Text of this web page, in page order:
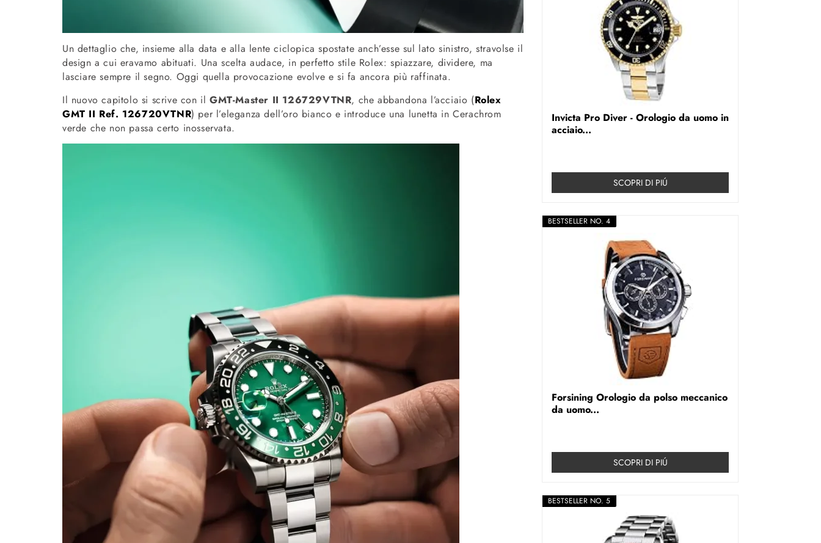
Un dettaglio che, insieme alla data e alla lente ciclopica spostate anch’esse sul lato sinistro, stravolse il
design a cui eravamo abituati. Una scelta audace, in perfetto stile Rolex: spiazzare, dividere, ma
lasciare sempre il segno. Oggi quella provocazione evolve e si fa ancora più raffinata.
Il nuovo capitolo si scrive con il GMT-Master II 126729VTNR, che abbandona l’acciaio (Rolex
GMT II Ref. 126720VTNR) per l’eleganza dell’oro bianco e introduce una lunetta in Cerachrom
verde che non passa certo inosservata.
Invicta Pro Diver - Orologio da uomo in
acciaio...
SCOPRI DI PIÚ
BESTSELLER NO. 4
Forsining Orologio da polso meccanico
da uomo...
SCOPRI DI PIÚ
BESTSELLER NO. 5